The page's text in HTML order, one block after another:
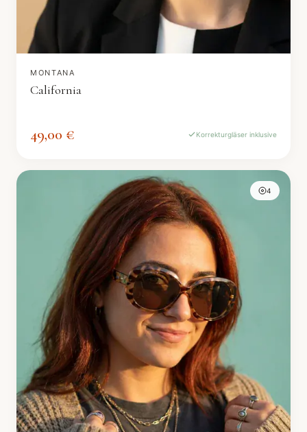
MONTANA
California
49,00 € Korrekturgläser inklusive
4